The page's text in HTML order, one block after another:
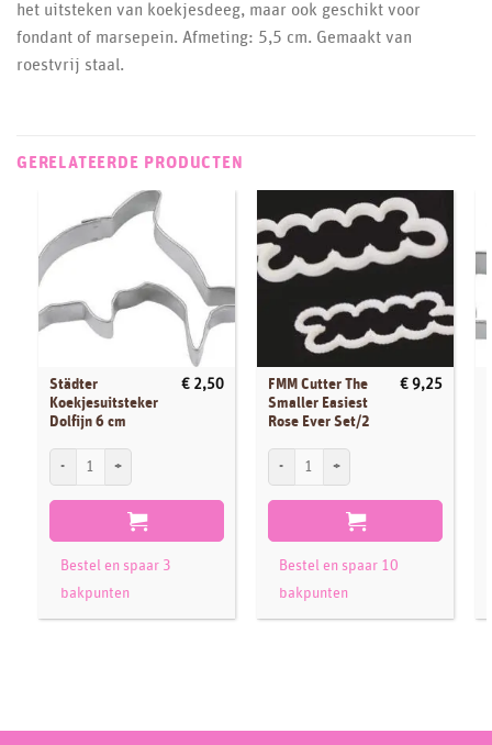
het uitsteken van koekjesdeeg, maar ook geschikt voor
fondant of marsepein. Afmeting: 5,5 cm. Gemaakt van
roestvrij staal.
GERELATEERDE PRODUCTEN
Städter
Koekjesuitsteker
Dolfijn 6 cm
€ 2,50
Städter Koekjesuitsteker Dolfijn 6 cm aantal
Bestel en spaar 3
bakpunten
FMM Cutter The
Smaller Easiest
Rose Ever Set/2
€ 9,25
FMM Cutter The Smaller Easiest Rose
Bestel en spaar 10
bakpunten